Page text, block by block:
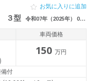
３型 令和07年（2025年） 0.4万km 北海道函館市
お気に入りに追加
車両価格
150 万円
付